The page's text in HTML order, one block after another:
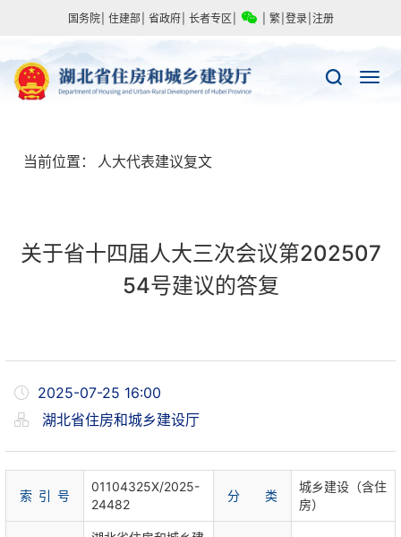
国务院 住建部 省政府 长者专区 繁 登录 注册
当前位置： 人大代表建议复文
关于省十四届人大三次会议第202507
54号建议的答复
2025-07-25 16:00
湖北省住房和城乡建设厅
索 引 号
01104325X/2025-
24482
分 类
城乡建设（含住
房）